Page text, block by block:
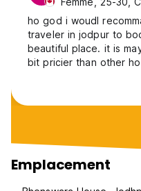
ho god i woudl
traveler in jodpur to
beautiful place. it is
bit pricier than other
is the only one with a
food in this vegetarian
is so good that you
you cannot wish for
an high end service at
of an hostel. the pool is
the rooms are clean
delicious, i would like
Emplacement